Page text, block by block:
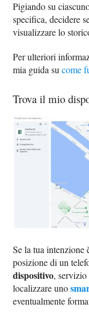
Pigiando su
specifica, decidere
visualizzare lo
Per ulteriori
mia guida sucome
Trova il mio
Se la tua intenzione
posizione di un
dispositivo,
localizzare uno
eventualmente